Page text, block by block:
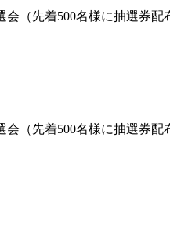
会（先着500名様に抽選券配
会（先着500名様に抽選券配